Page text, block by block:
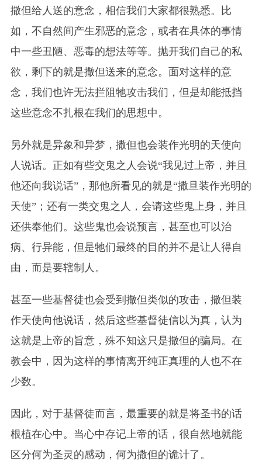
撒但给人送的意念，相信我们大家都很熟悉。比
如，不自然间产生邪恶的意念，或者在具体的事情
中一些丑陋、恶毒的想法等等。抛开我们自己的私
欲，剩下的就是撒但送来的意念。面对这样的意
念，我们也许无法拦阻牠攻击我们，但是却能抵挡
这些意念不扎根在我们的思想中。
另外就是异象和异梦，撒但也会装作光明的天使向
人说话。正如有些交鬼之人会说“我见过上帝 ，并且
他还向我说话”，那他所看见的就是“撒旦装作光明的
天使”；还有一类交鬼之人，会请这些鬼上身，并且
还供奉他们。这些鬼也会说预言，甚至也可以治
病、行异能，但是牠们最终的目的并不是让人得自
由，而是要辖制人。
甚至一些基督徒也会受到撒但类似的攻击，撒但装
作天使向他说话，然后这些基督徒信以为真，认为
这就是上帝的旨意，殊不知这只是撒但的骗局。在
教会中，因为这样的事情离开纯正真理的人也不在
少数。
因此，对于基督徒而言，最重要的就是将圣书的话
根植在心中。当心中存记上帝的话，很自然地就能
区分何为圣灵的感动，何为撒但的诡计了。